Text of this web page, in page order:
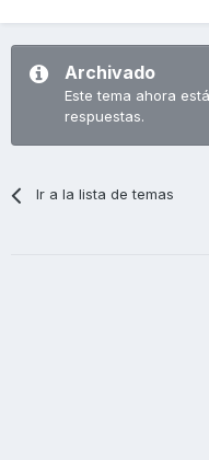
Archivado
Este tema ahora
respuestas.
Ir a la lista de temas